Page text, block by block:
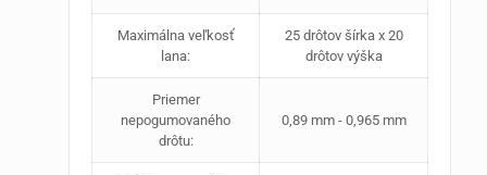
Maximálna veľkosť
lana:
25 drôtov šírka x 20
drôtov výška
Priemer
nepogumovaného
drôtu:
0,89 mm - 0,965 mm